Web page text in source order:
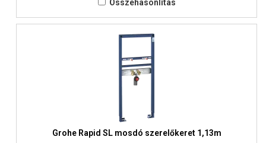
Összehasonlítás
Grohe Rapid SL mosdó szerelőkeret 1,13m